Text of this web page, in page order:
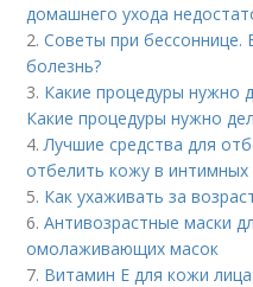
домашнего ухода
2.Советы при бессоннице.
болезнь?
3. Какие процедуры нужно
Какие процедуры нужно
4.Лучшие средства для
отбелить кожу в интимных
5. Как ухаживать за
6.Антивозрастные маски
омолаживающих масок
7. Витамин E для кожи